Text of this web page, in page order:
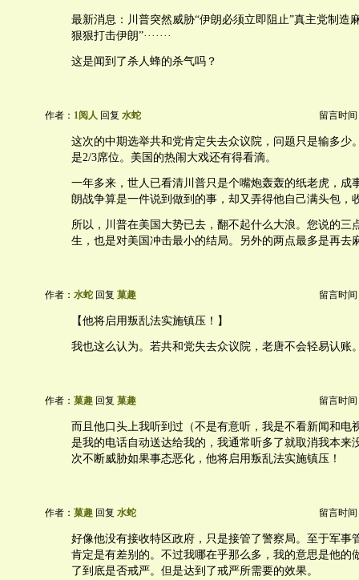
最新消息：川普突然威胁“伊朗必须立即阻止”真主党制造
狠狠打击伊朗”·······
这是闻到了杀人蜂的杀气吗？
作者： 1阅人 回复 水蛇 留言时间
这次的中期选举共和党肯定失去众议院，问题只是输多少
是2/3席位。美国的热闹大戏还有得看滴。
一年多来，世人已看清川普只是个嘴炮轰轰的纸老虎，成
朗战争算是一件说到做到的事，却又弄得他自己满头包，
所以，川普在美国大势已去，翻不起什么大浪。您说的三
生，也是对美国冲击最小的结局。另外的两点最多是再去
作者： 水蛇 回复 菓趣 留言时间
【他将启用叛乱法实施镇压！】
我也这么认为。若共和党失去众议院，老唐不会轻易认账
作者： 菓趣 回复 菓趣 留言时间
而且他口头上我听到过（不是有意听，我是不看新闻和电
是我的电话自动送达给我的，我通常听多了就取消我本来
次不断威胁如果事态恶化，他将启用叛乱法实施镇压！
作者： 菓趣 回复 水蛇 留言时间
好像他没有接收特区政府，只是接管了警察局。至于军事
肯定是有差别的。不过我哪在乎那么多，我的意思是他的
了到底是否戒严。但是达到了戒严所需要的效果。